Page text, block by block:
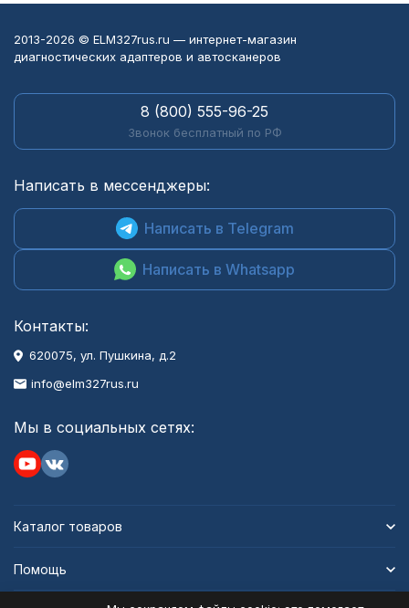
2013-2026 © ELM327rus.ru — интернет-магазин
диагностических адаптеров и автосканеров
8 (800) 555-96-25
Звонок бесплатный по РФ
Написать в мессенджеры:
Написать в Telegram
Написать в Whatsapp
Контакты:
620075, ул. Пушкина, д.2
info@elm327rus.ru
Мы в социальных сетях:
Каталог товаров
Помощь